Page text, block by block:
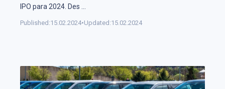
IPO para 2024. Des
Published:15.02.2024•Updated:15.02.2024